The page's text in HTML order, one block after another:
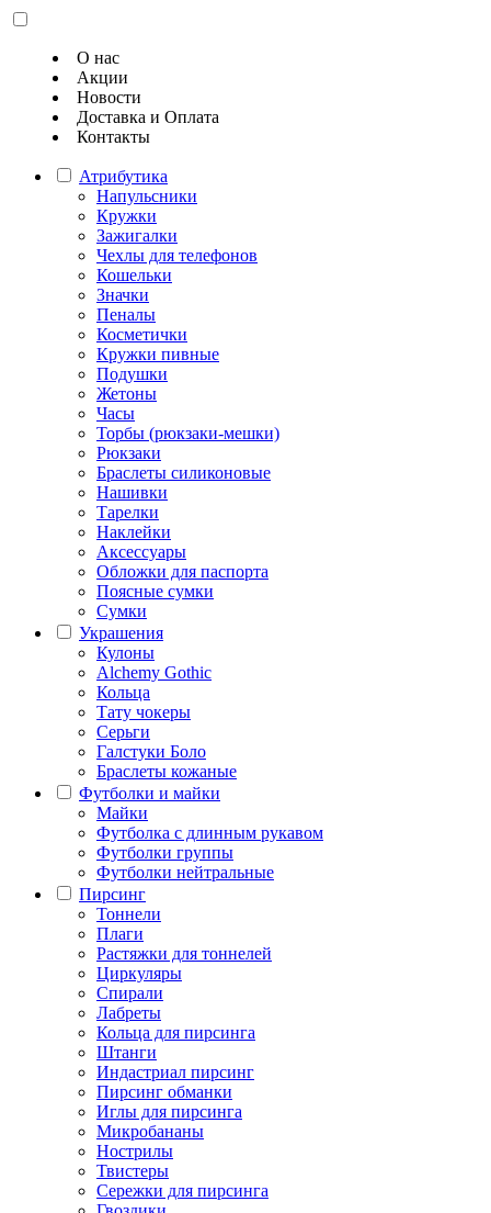
О нас
Акции
Новости
Доставка и Оплата
Контакты
Атрибутика
Напульсники
Кружки
Зажигалки
Чехлы для телефонов
Кошельки
Значки
Пеналы
Косметички
Кружки пивные
Подушки
Жетоны
Часы
Торбы (рюкзаки-мешки)
Рюкзаки
Браслеты силиконовые
Нашивки
Тарелки
Наклейки
Аксессуары
Обложки для паспорта
Поясные сумки
Сумки
Украшения
Кулоны
Alchemy Gothic
Кольца
Тату чокеры
Серьги
Галстуки Боло
Браслеты кожаные
Футболки и майки
Майки
Футболка с длинным рукавом
Футболки группы
Футболки нейтральные
Пирсинг
Тоннели
Плаги
Растяжки для тоннелей
Циркуляры
Спирали
Лабреты
Кольца для пирсинга
Штанги
Индастриал пирсинг
Пирсинг обманки
Иглы для пирсинга
Микробананы
Нострилы
Твистеры
Сережки для пирсинга